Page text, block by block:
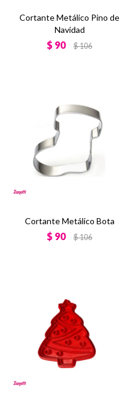
Cortante Metálico Pino de
Navidad
$ 90 $106
Cortante Metálico Bota
$ 90 $106